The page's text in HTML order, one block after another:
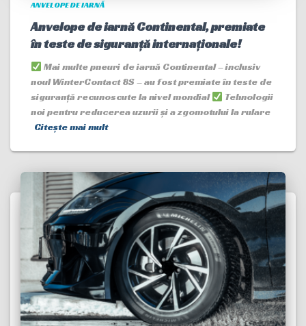
ANVELOPE DE IARNĂ
Anvelope de iarnă Continental, premiate
în teste de siguranță internaționale!
Mai multe pneuri de iarnă Continental – inclusiv
noul WinterContact 8S – au fost premiate în teste de
siguranță recunoscute la nivel mondial
Tehnologii
noi pentru reducerea uzurii și a zgomotului la rulare
Citește mai mult